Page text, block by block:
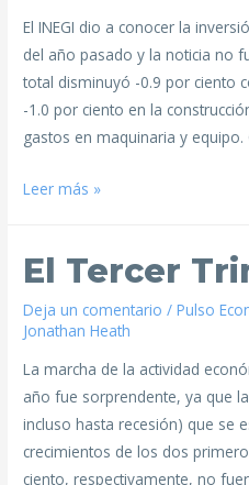
El INEGI dio a conocer la
del año pasado y la noticia no
total disminuyó -0.9 por ciento
-1.0 por ciento en la
gastos en maquinaria y
Leer más »
El Tercer
Deja un comentario /Pulso
Jonathan Heath
La marcha de la actividad
año fue sorprendente, ya que
incluso hasta recesión) que se
crecimientos de los dos
ciento, respectivamente, no